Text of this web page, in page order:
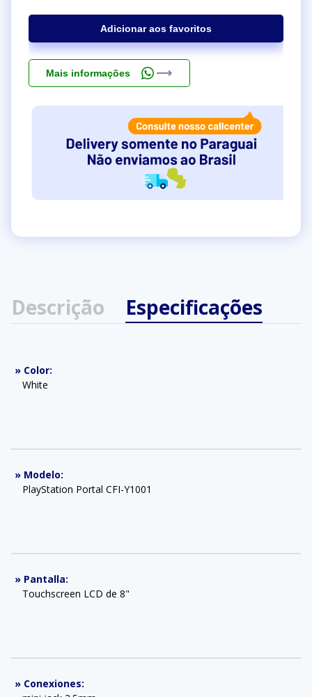
Adicionar aos favoritos
Mais informações
Descrição Especificações
» Color:
White
» Modelo:
PlayStation Portal CFI-Y1001
» Pantalla:
Touchscreen LCD de 8"
» Conexiones: